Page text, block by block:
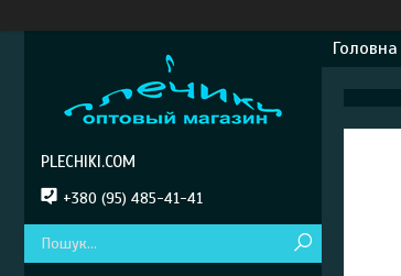
Головна
PLECHIKI.COM
+380 (95) 485-41-41